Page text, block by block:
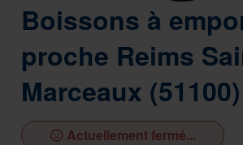
Boissons à
proche Reims
Marceaux (51100)
Actuellement fermé...